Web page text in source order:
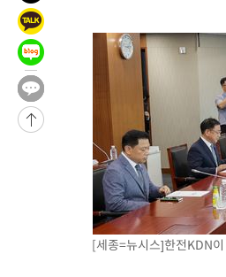
[세종=뉴시스]한전KDN